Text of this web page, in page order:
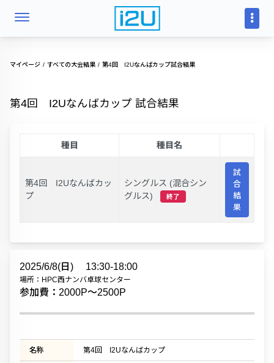
マイページ すべての大会結果 第4回 I2Uなんばカップ試合結果
第4回 I2Uなんばカップ 試合結果
種目 種目名
第4回 I2Uなんばカッ
プ
シングルス (混合シン
グルス)
終了
試
合
結
果
2025/6/8(日) 13:30-18:00
場所：HPC西ナンバ卓球センター
参加費：2000P〜2500P
名称 第4回 I2Uなんばカップ